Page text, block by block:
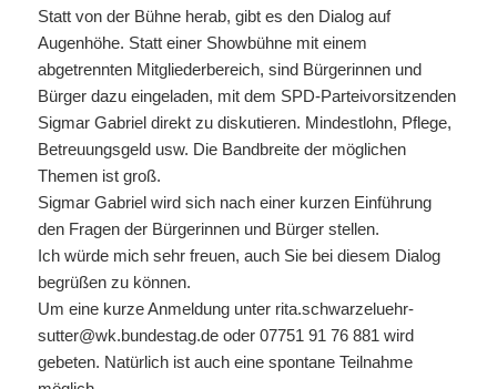
Statt von der Bühne herab, gibt es den Dialog auf
Augenhöhe. Statt einer Showbühne mit einem
abgetrennten Mitgliederbereich, sind Bürgerinnen und
Bürger dazu eingeladen, mit dem SPD-Parteivorsitzenden
Sigmar Gabriel direkt zu diskutieren. Mindestlohn, Pflege,
Betreuungsgeld usw. Die Bandbreite der möglichen
Themen ist groß.
Sigmar Gabriel wird sich nach einer kurzen Einführung
den Fragen der Bürgerinnen und Bürger stellen.
Ich würde mich sehr freuen, auch Sie bei diesem Dialog
begrüßen zu können.
Um eine kurze Anmeldung unter rita.schwarzeluehr-
sutter@wk.bundestag.de oder 07751 91 76 881 wird
gebeten. Natürlich ist auch eine spontane Teilnahme